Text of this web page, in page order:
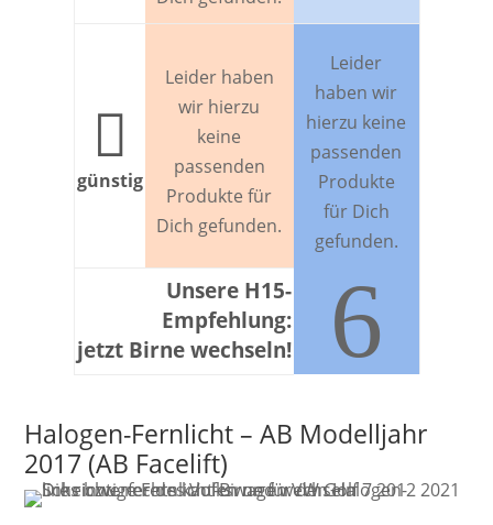

günstig
Leider haben
wir hierzu
keine
passenden
Produkte für
Dich gefunden.
Leider
haben wir
hierzu keine
passenden
Produkte
für Dich
gefunden.
Unsere H15-
Empfehlung:
jetzt Birne wechseln!
6
Halogen-Fernlicht – AB Modelljahr
2017 (AB Facelift)